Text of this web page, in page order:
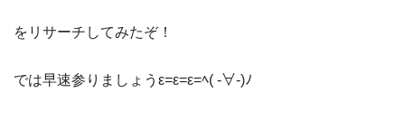
をリサーチしてみたぞ！
では早速参りましょうε=ε=ε=ﾍ( -∀-)ﾉ